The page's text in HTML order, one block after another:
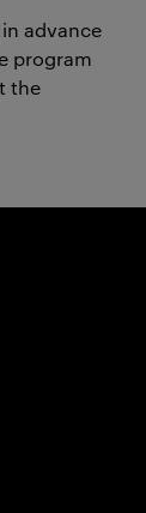
advance
program
the